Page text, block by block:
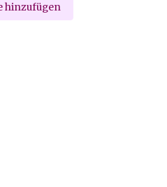
hinzufügen